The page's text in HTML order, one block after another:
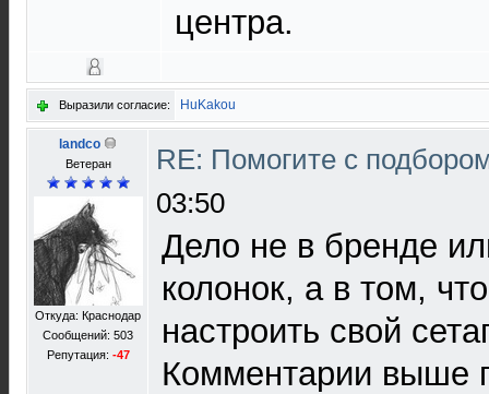
центра.
Выразили согласие: HuKakou
landco
Ветеран
Откуда: Краснодар
Сообщений: 503
Репутация: -47
RE: Помогите с
03:50
Дело не в бренде
колонок, а в том,
настроить свой
Комментарии выше